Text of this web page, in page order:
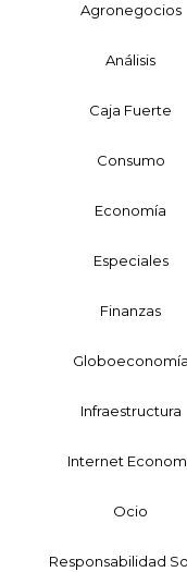
Agronegocios
Análisis
Caja Fuerte
Consumo
Economía
Especiales
Finanzas
Globoeconomía
Infraestructura
Internet
Ocio
Responsabilidad